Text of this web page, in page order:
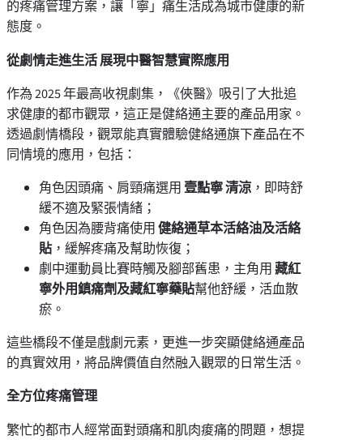
的疼痛管理方案，讓「寧」痛生活成為城市健康的新
態度。
從劇情走進生活 展現中醫智慧實際應用
作為 2025 年最高收視劇集，《俠醫》吸引了大批追
求健康的都市觀眾，這正是健絡通主要的產品用家。
透過劇情橋段，觀眾能真實體驗健絡通旗下產品在不
同情境的應用，包括：
角色因頭痛、肩頸痛選用壹點寧 清涼 ，即時舒
緩不適及緊張情緒；
角色因為腰背痛使用健絡通草本活絡油及活絡
貼，緩解疼痛及幫助恢復；
劇中運動員比賽時觸及腳部舊患，主角用藏紅
寧外用鎮痛劑及藏紅寧藥貼幫他舒緩，活血散
瘀。
這些橋段不僅是戲劇元素，更進一步突顯健絡通產品
的真實效用，將品牌價值自然融入觀眾的日常生活。
全方位疼痛管理
繁忙的都市人經常面對頭痛和肌肉痠痛的問題，想提